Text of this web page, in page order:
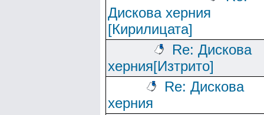
Дискова херния
[Кирилицата]
Re: Дискова
херния[Изтрито]
Re: Дискова
херния